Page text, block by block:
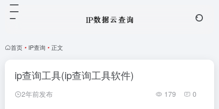
首页 • IP查询 • 正文
ip查询工具(ip查询工具软件)
2年前发布 179 0